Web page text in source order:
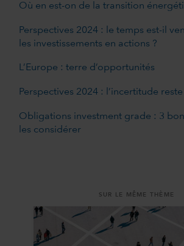
Où en est-on de la transition
Perspectives 2024 : le temps est-il
les investissements en actions ?
L’Europe : terre d’opportunités
Perspectives 2024 : l’incertitude
Obligations investment grade : 3
les considérer
SUR LE MÊME THÈME